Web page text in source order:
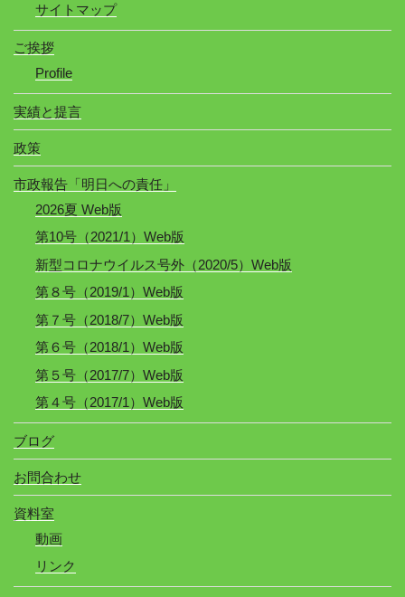
サイトマップ
ご挨拶
Profile
実績と提言
政策
市政報告「明日への責任」
2026夏 Web版
第10号（2021/1）Web版
新型コロナウイルス号外（2020/5）Web版
第８号（2019/1）Web版
第７号（2018/7）Web版
第６号（2018/1）Web版
第５号（2017/7）Web版
第４号（2017/1）Web版
ブログ
お問合わせ
資料室
動画
リンク